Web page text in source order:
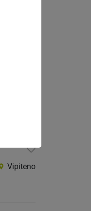
Vipiteno